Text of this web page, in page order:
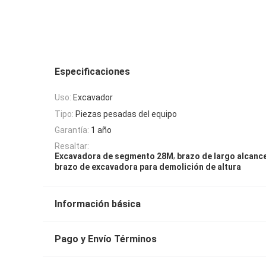
Especificaciones
Uso: Excavador
Tipo: Piezas pesadas del equipo
Garantía: 1 año
Resaltar:
Excavadora de segmento 28M, brazo de largo
brazo de excavadora para demolición de altura
Información básica
Pago y Envío Términos